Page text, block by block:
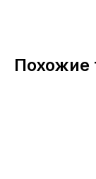
Похожие